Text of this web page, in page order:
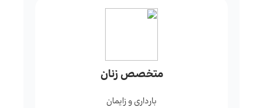
متخصص زنان
بارداری و زایمان